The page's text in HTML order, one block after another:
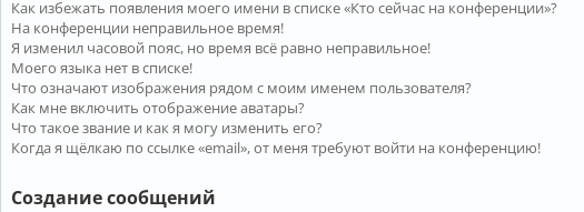
Как избежать появления моего имени в списке «Кто сейчас на конференции»?
На конференции неправильное время!
Я изменил часовой пояс, но время всё равно неправильное!
Моего языка нет в списке!
Что означают изображения рядом с моим именем пользователя?
Как мне включить отображение аватары?
Что такое звание и как я могу изменить его?
Когда я щёлкаю по ссылке «email», от меня требуют войти на конференцию!
Создание сообщений